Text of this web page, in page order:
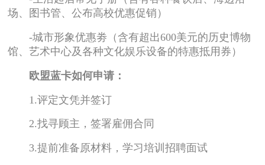
场、图书管、公布高校优惠促销）
-城市形象优惠劵（含有超出600美元的历史博物
馆、艺术中心及各种文化娱乐设备的特惠抵用券）
欧盟蓝卡如何申请：
1.评定文凭并签订
2.找寻顾主，签署雇佣合同
3.提前准备原材料，学习培训招聘面试